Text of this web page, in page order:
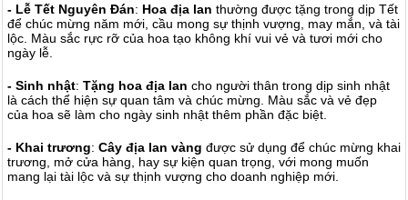
- Lễ Tết Nguyên Đán: Hoa địa lan thường được tặng trong dịp Tết
để chúc mừng năm mới, cầu mong sự thịnh vượng, may mắn, và tài
lộc. Màu sắc rực rỡ của hoa tạo không khí vui vẻ và tươi mới cho
ngày lễ.
- Sinh nhật: Tặng hoa địa lan cho người thân trong dịp sinh nhật
là cách thể hiện sự quan tâm và chúc mừng. Màu sắc và vẻ đẹp
của hoa sẽ làm cho ngày sinh nhật thêm phần đặc biệt.
- Khai trương: Cây địa lan vàng được sử dụng để chúc mừng khai
trương, mở cửa hàng, hay sự kiện quan trọng, với mong muốn
mang lại tài lộc và sự thịnh vượng cho doanh nghiệp mới.